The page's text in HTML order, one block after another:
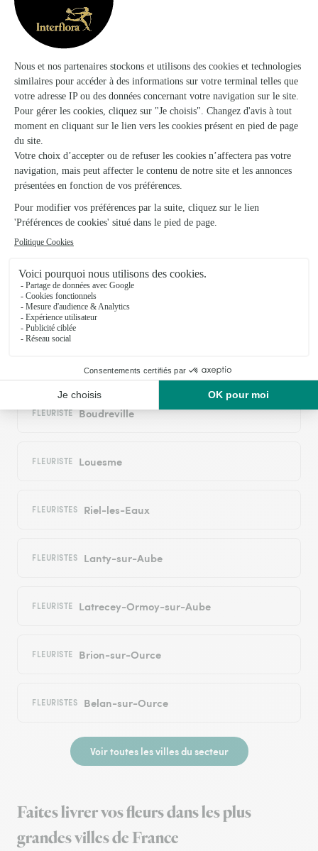
les avis de la marque Interflora sur Trustpilot
Livraison de fleurs à Montigny-sur-Aube
et autour : les villes proches couvertes par
le réseau Interflora
FLEURISTE Gevrolles
FLEURISTE Courban
FLEURISTE Veuxhaulles-sur-Aube
FLEURISTES Thoires
Bissey-la-Côte
FLEURISTE Boudreville
FLEURISTE Louesme
FLEURISTES Riel-les-Eaux
FLEURISTES Lanty-sur-Aube
FLEURISTE Latrecey-Ormoy-sur-Aube
FLEURISTE Brion-sur-Ource
FLEURISTES Belan-sur-Ource
Voir toutes les villes du secteur
Faites livrer vos fleurs dans les plus
grandes villes de France